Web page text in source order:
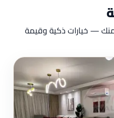
منك — خيارات ذكية وقيمة